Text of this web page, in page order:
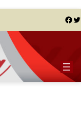
Facebook Twitter